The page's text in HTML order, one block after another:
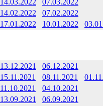
14.03.2022
07.03.2022
14.02.2022
07.02.2022
17.01.2022 10.01.2022
13.12.2021
06.12.2021
15.11.2021 08.11.2021
11.10.2021
04.10.2021
13.09.2021
06.09.2021